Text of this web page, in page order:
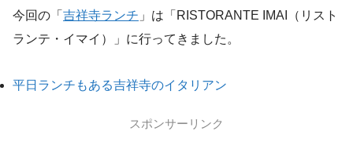
今回の「 吉祥寺ランチ 」は「RISTORANTE IMAI（リスト
ランテ・イマイ）」に行ってきました。
平日ランチもある吉祥寺のイタリアン
スポンサーリンク